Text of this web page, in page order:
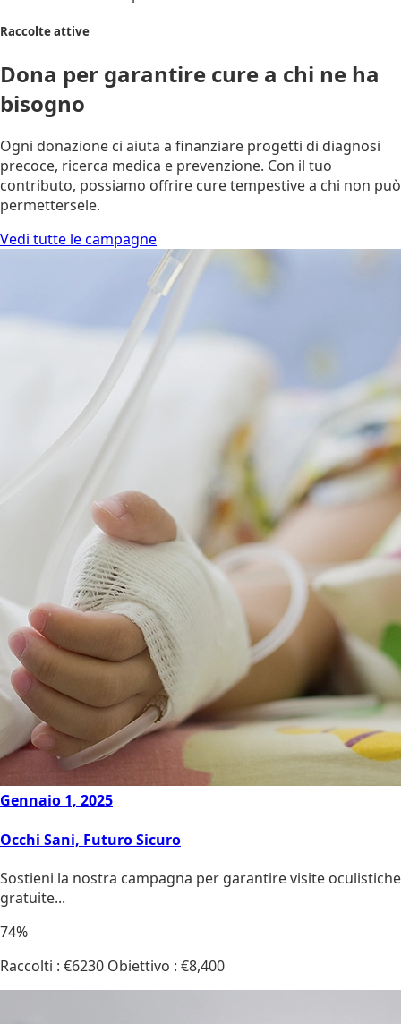
Raccolte attive
Dona per garantire cure a chi ne ha
bisogno
Ogni donazione ci aiuta a finanziare progetti di diagnosi
precoce, ricerca medica e prevenzione. Con il tuo
contributo, possiamo offrire cure tempestive a chi non può
permettersele.
Vedi tutte le campagne
Gennaio 1, 2025
Occhi Sani, Futuro Sicuro
Sostieni la nostra campagna per garantire visite oculistiche
gratuite...
74%
Raccolti : €6230 Obiettivo : €8,400